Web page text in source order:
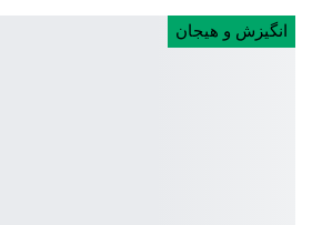
انگیزش و هیجان